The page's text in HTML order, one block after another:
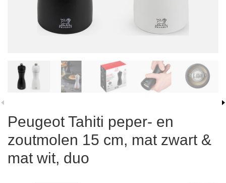
Peugeot Tahiti peper- en
zoutmolen 15 cm, mat zwart &
mat wit, duo